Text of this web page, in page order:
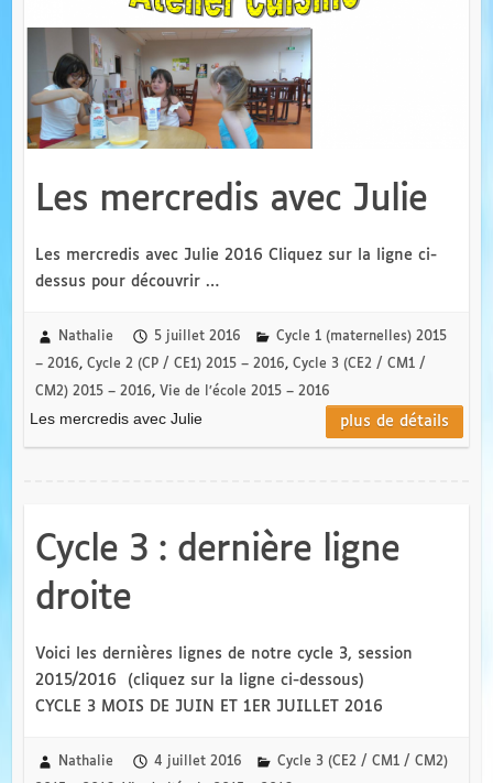
Les mercredis avec Julie
Les mercredis avec Julie 2016 Cliquez sur la ligne ci-
dessus pour découvrir …
Nathalie 5 juillet 2016 Cycle 1 (maternelles) 2015
– 2016, Cycle 2 (CP / CE1) 2015 – 2016, Cycle 3 (CE2 / CM1 /
CM2) 2015 – 2016, Vie de l’école 2015 – 2016
Les mercredis avec Julie plus de détails
Cycle 3 : dernière ligne
droite
Voici les dernières lignes de notre cycle 3, session
2015/2016 (cliquez sur la ligne ci-dessous)
CYCLE 3 MOIS DE JUIN ET 1ER JUILLET 2016
Nathalie 4 juillet 2016 Cycle 3 (CE2 / CM1 / CM2)